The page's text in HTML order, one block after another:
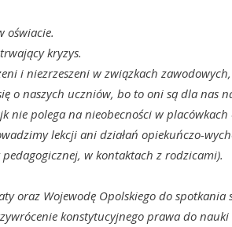
oświacie.
kryzys.
i niezrzeszeni w związkach
o naszych uczniów, bo to oni są dla nas
nie polega na nieobecności w placówkach
lekcji ani działań opiekuńczo-
w kontaktach z rodzicami).
oraz Wojewodę Opolskiego do spotkania
konstytucyjnego prawa do nauki